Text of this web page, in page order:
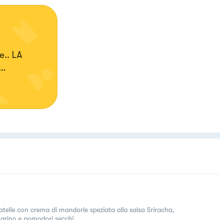
LA
con crema di mandorle speziata alla salsa Sriracha,